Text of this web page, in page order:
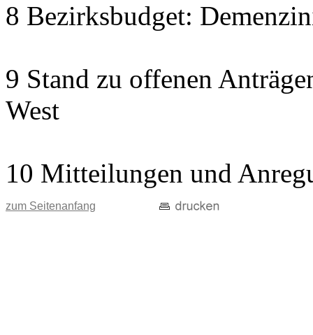
8 Bezirksbudget:
9 Stand zu offenen
West
10 Mitteilungen und
zum Seitenanfang